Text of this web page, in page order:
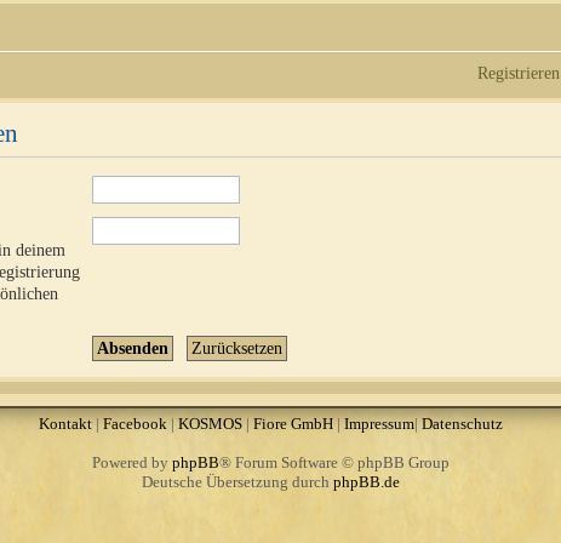
Registrieren
deinem
Kontakt|Facebook | KOSMOS| Fiore GmbH| Impressum| Datenschutz
Powered by phpBB® Forum Software © phpBB Group
Deutsche Übersetzung durch phpBB.de